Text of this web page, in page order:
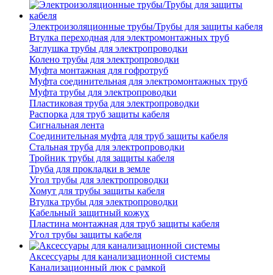
Электроизоляционные трубы/Трубы для защиты кабеля
Втулка переходная для электромонтажных труб
Заглушка трубы для электропроводки
Колено трубы для электропроводки
Муфта монтажная для гофротруб
Муфта соединительная для электромонтажных труб
Муфта трубы для электропроводки
Пластиковая труба для электропроводки
Распорка для труб защиты кабеля
Сигнальная лента
Соединительная муфта для труб защиты кабеля
Стальная труба для электропроводки
Тройник трубы для защиты кабеля
Труба для прокладки в земле
Угол трубы для электропроводки
Хомут для трубы защиты кабеля
Втулка трубы для электропроводки
Кабельный защитный кожух
Пластина монтажная для труб защиты кабеля
Угол трубы защиты кабеля
Аксессуары для канализационной системы
Канализационный люк с рамкой